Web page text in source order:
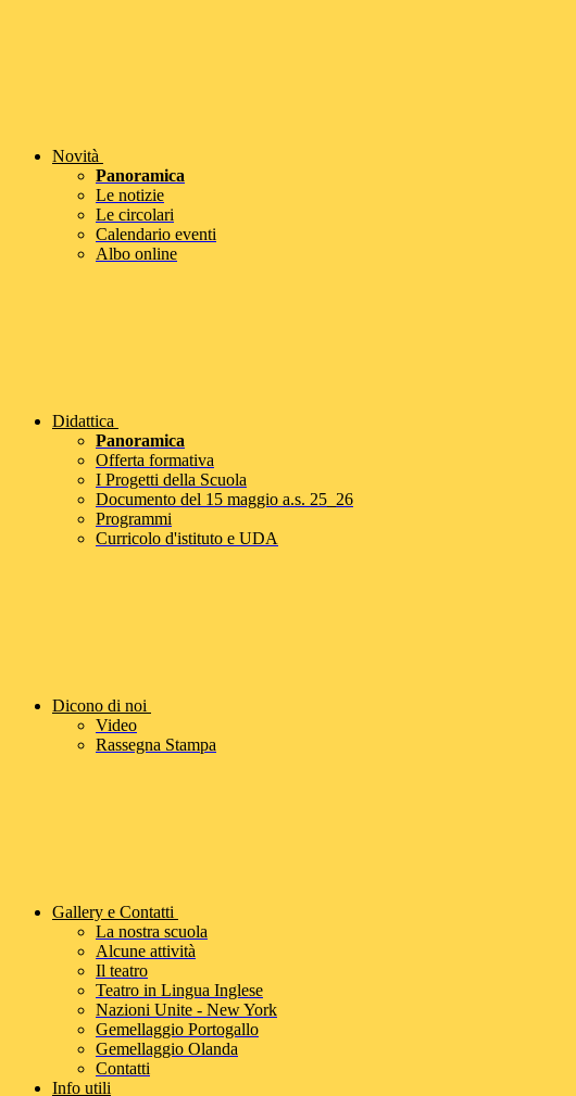
Novità
Panoramica
Le notizie
Le circolari
Calendario eventi
Albo online
Didattica
Panoramica
Offerta formativa
I Progetti della Scuola
Documento del 15 maggio a.s. 25_26
Programmi
Curricolo d'istituto e UDA
Dicono di noi
Video
Rassegna Stampa
Gallery e Contatti
La nostra scuola
Alcune attività
Il teatro
Teatro in Lingua Inglese
Nazioni Unite - New York
Gemellaggio Portogallo
Gemellaggio Olanda
Contatti
Info utili